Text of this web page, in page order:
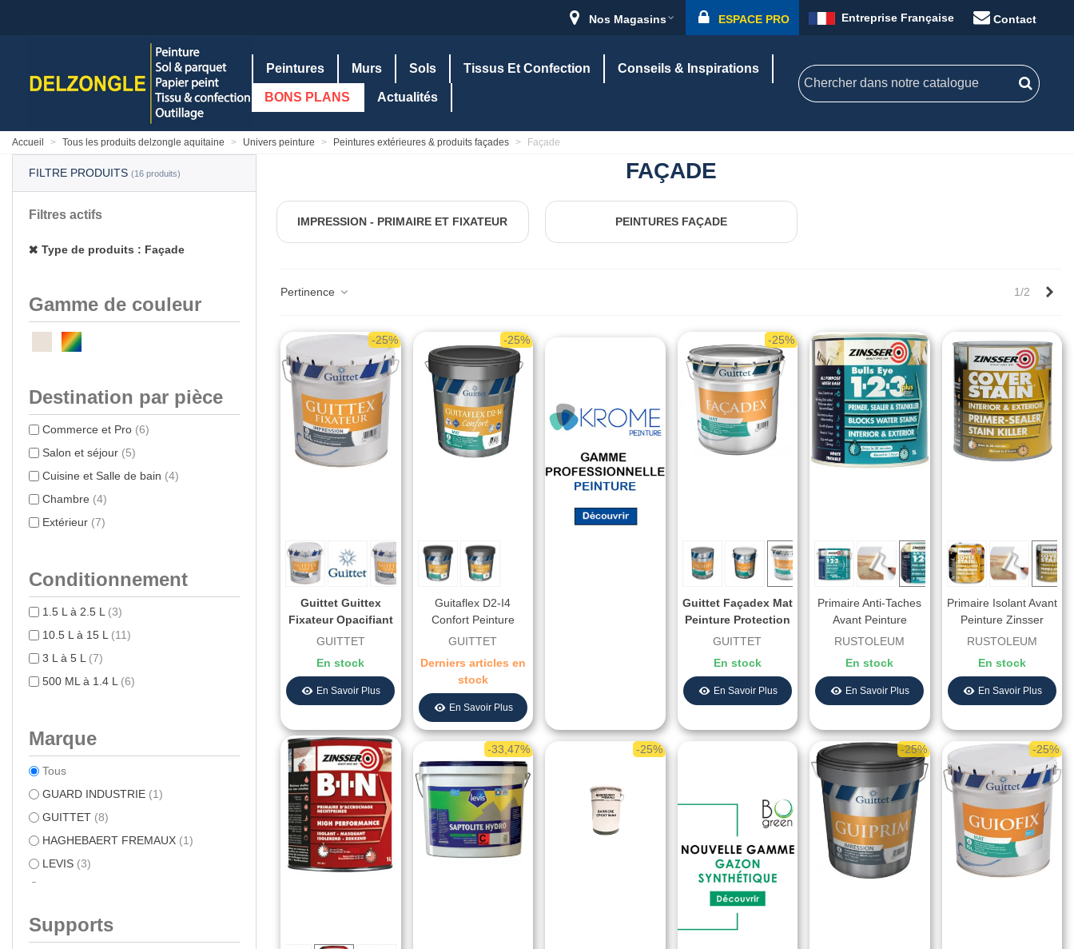
Nos Magasins ESPACE PRO Entreprise Française Contact
Peintures Murs Sols Tissus Et Confection Conseils & Inspirations
BONS PLANS Actualités
Accueil > Tous les produits delzongle aquitaine > Univers peinture > Peintures extérieures & produits façades > Façade
FILTRE PRODUITS (16 produits)
Filtres actifs
Type de produits : Façade
Gamme de couleur
Destination par pièce
Commerce et Pro (6)
Salon et séjour (5)
Cuisine et Salle de bain (4)
Chambre (4)
Extérieur (7)
Conditionnement
1.5 L à 2.5 L (3)
10.5 L à 15 L (11)
3 L à 5 L (7)
500 ML à 1.4 L (6)
Marque
Tous
GUARD INDUSTRIE (1)
GUITTET (8)
HAGHEBAERT FREMAUX (1)
LEVIS (3)
Supports
FAÇADE
IMPRESSION - PRIMAIRE ET FIXATEUR PEINTURES FAÇADE
Pertinence 1/2
-25%
Guittet Guittex
Fixateur Opacifiant
De Fonds Façades
GUITTET
En stock
En Savoir Plus
-25%
Guitaflex D2-I4
Confort Peinture
Façade Polyvalente
GUITTET
Derniers articles en
stock
En Savoir Plus
-25%
Guittet Façadex Mat
Peinture Protection
Façades Neuves Ou
GUITTET
En stock
En Savoir Plus
Primaire Anti-Taches
Avant Peinture
Zinsser Bulls Eye 1-
RUSTOLEUM
En stock
En Savoir Plus
Primaire Isolant Avant
Peinture Zinsser
Cover Stain Blanc
RUSTOLEUM
En stock
En Savoir Plus
-33,47% -25% -25% -25%